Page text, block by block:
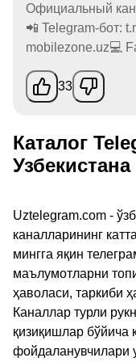
Официальный
📲 Telegram-бот:
mobilezone.uz💻
33
Каталог
Узбекистана
Uztelegram.com -
каналларининг
мингга яқин
маълумотларни
ҳаволаси, таркиби
Каналлар турли
қизиқишлар бўйича
фойдаланувчилари